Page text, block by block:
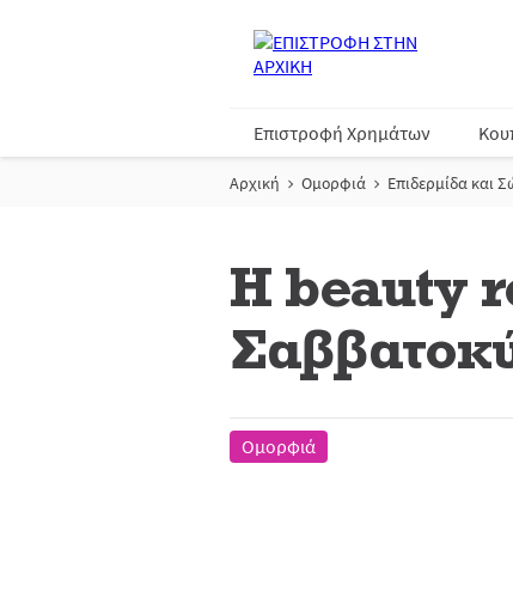
Επιστροφή Χρημάτων
Αρχική Ομορφιά Επιδερμίδα και
Η beauty
Ομορφιά